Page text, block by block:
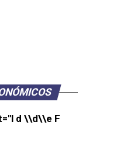
d \\d\\e F